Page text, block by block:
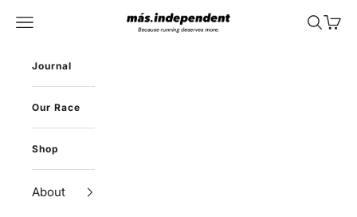
más.independent
Menü Suchen
Journal
Our Race
Shop
About